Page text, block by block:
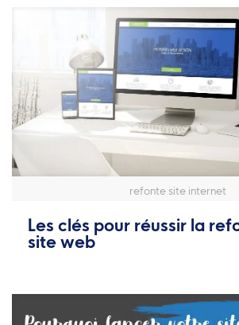
refonte site internet
Les clés pour réussir la
site web